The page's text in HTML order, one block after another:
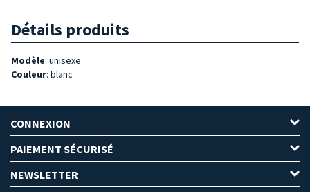
Détails produits
Modèle: unisexe
Couleur: blanc
CONNEXION
PAIEMENT SÉCURISÉ
NEWSLETTER